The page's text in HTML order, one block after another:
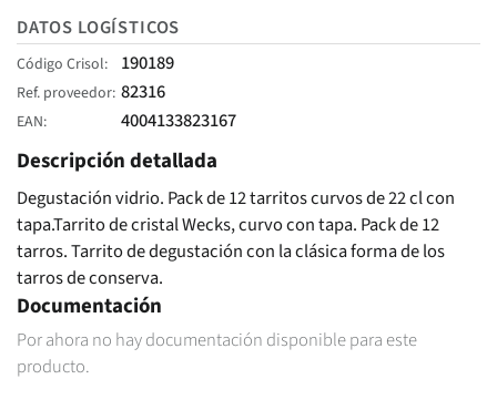
DATOS LOGÍSTICOS
Código Crisol 190189
Ref. proveedor 82316
EAN 4004133823167
Descripción detallada
Degustación vidrio. Pack de 12 tarritos curvos de 22 cl con
tapa.Tarrito de cristal Wecks, curvo con tapa. Pack de 12
tarros. Tarrito de degustación con la clásica forma de los
tarros de conserva.
Documentación
Por ahora no hay documentación disponible para este
producto.